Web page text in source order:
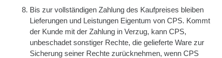
Bis zur vollständigen Zahlung des Kaufpreises bleiben
Lieferungen und Leistungen Eigentum von CPS. Kommt
der Kunde mit der Zahlung in Verzug, kann CPS,
unbeschadet sonstiger Rechte, die gelieferte Ware zur
Sicherung seiner Rechte zurücknehmen, wenn CPS